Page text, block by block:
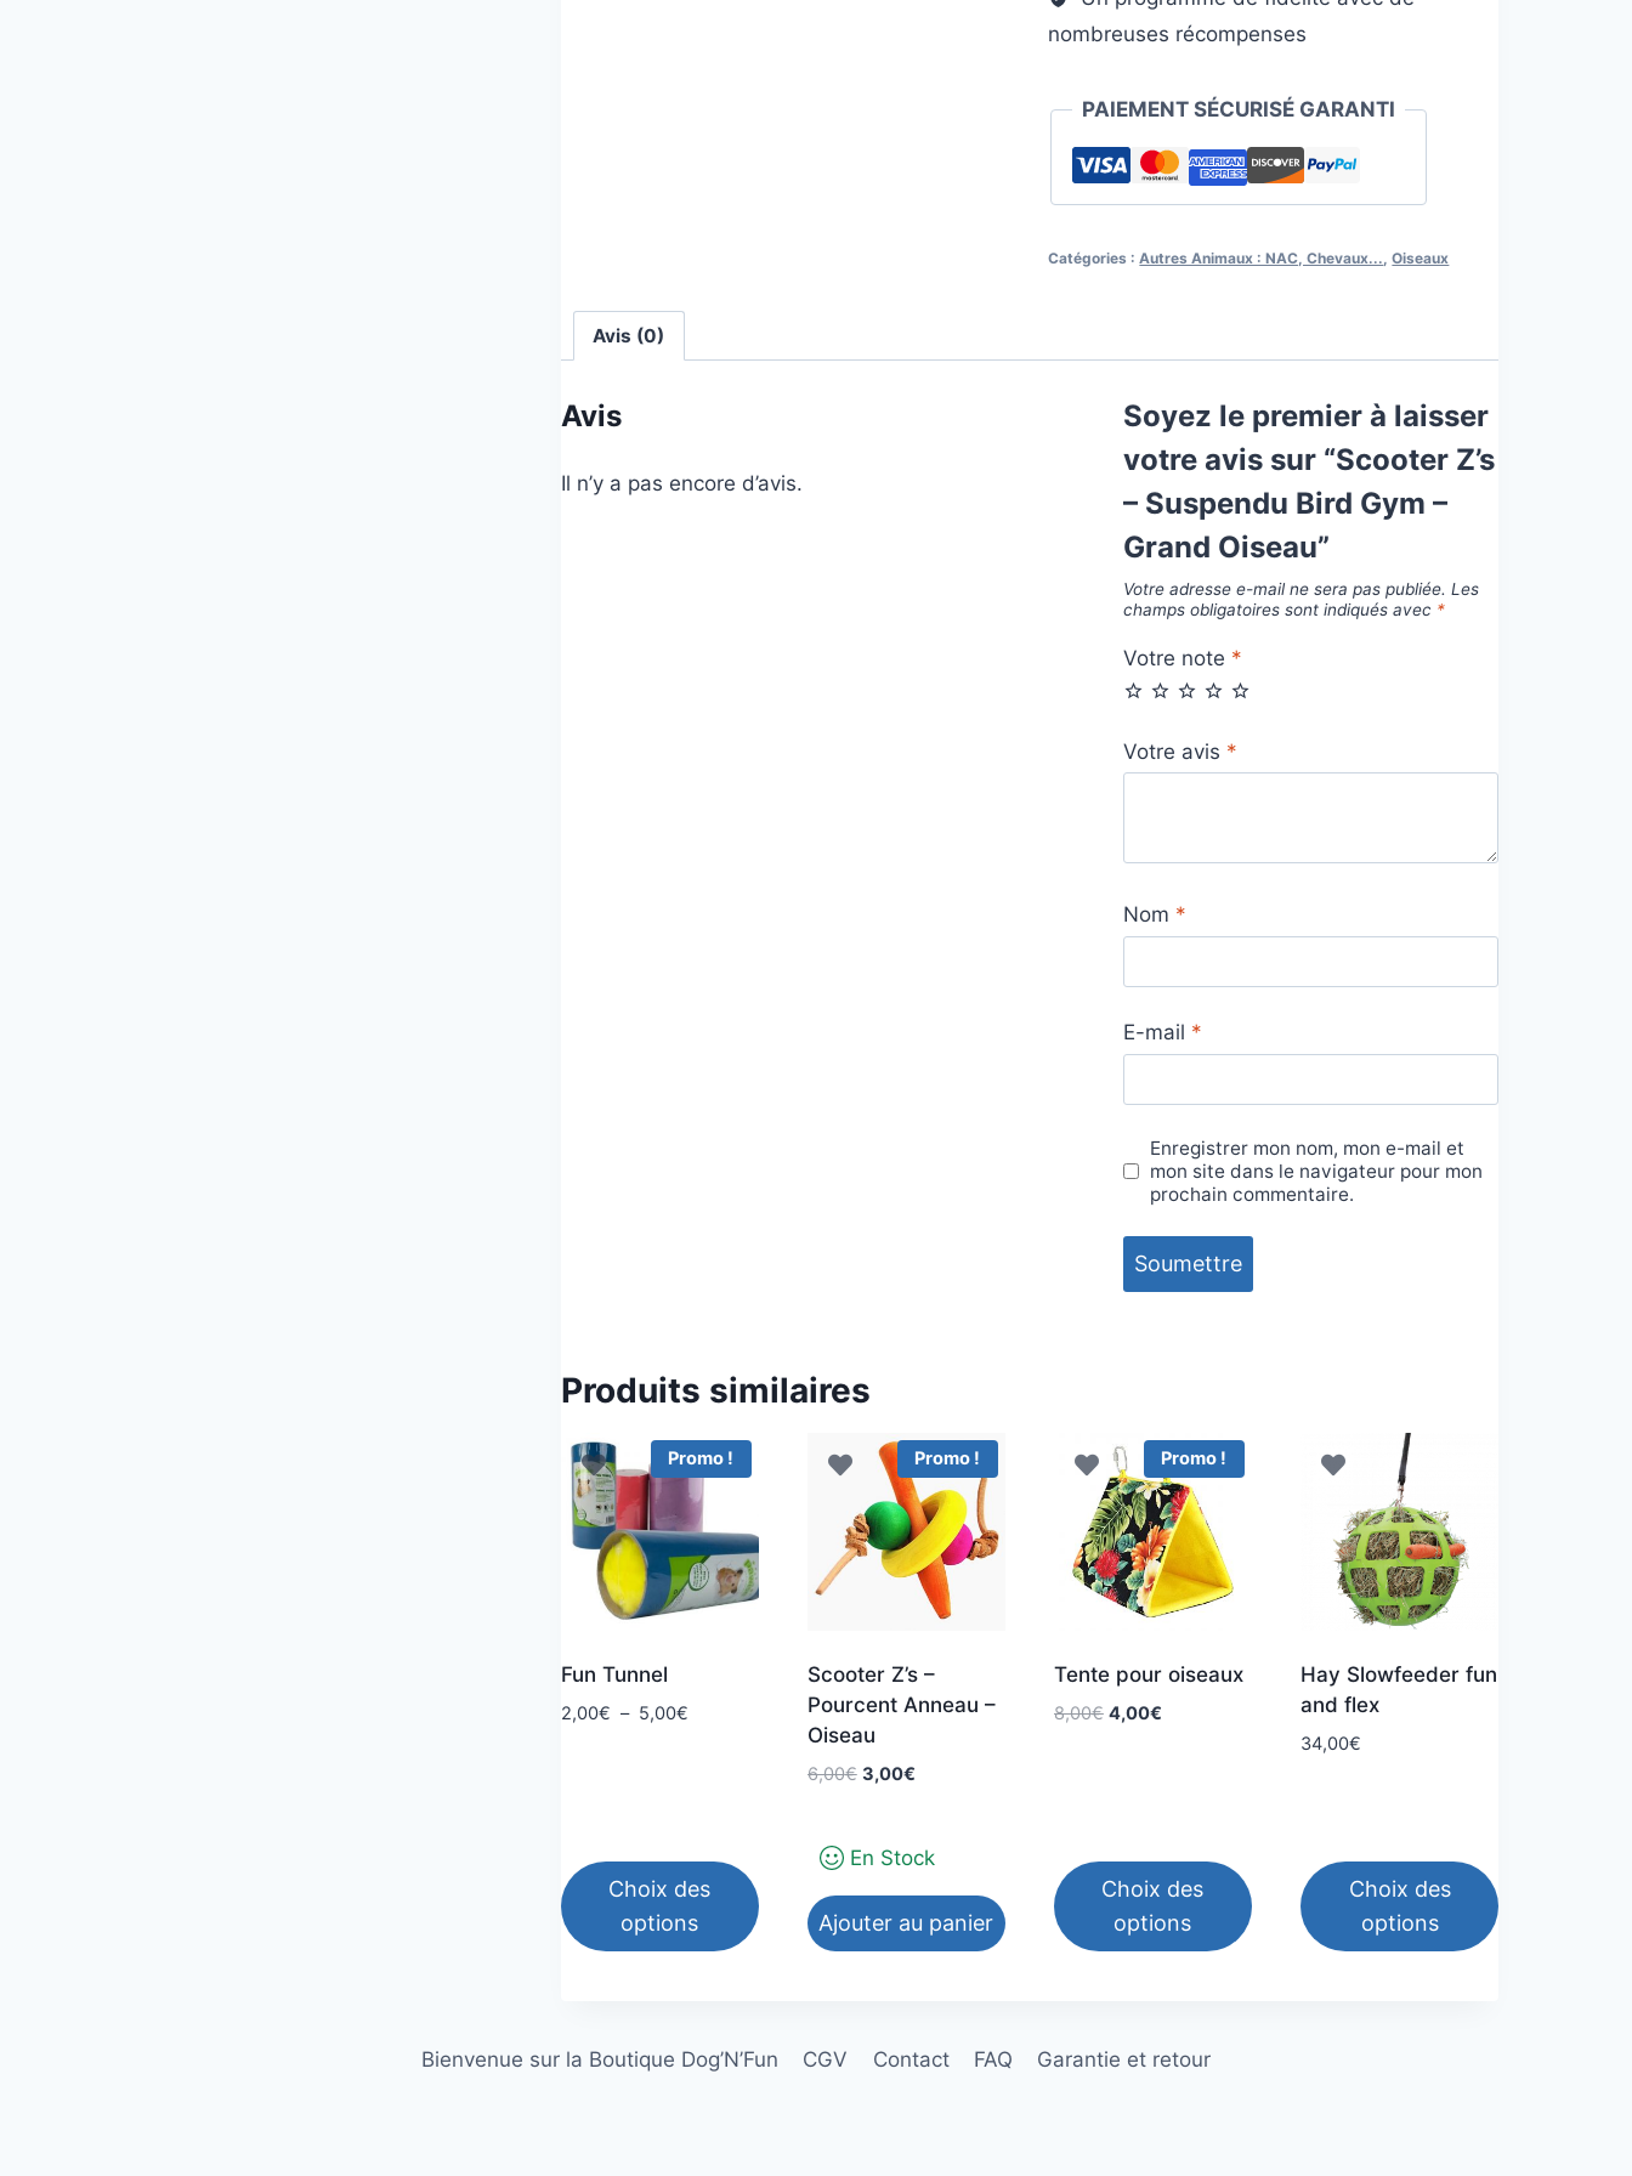
Oiseau
nombreuses récompenses
PAIEMENT SÉCURISÉ GARANTI
Catégories :Autres Animaux : NAC, Chevaux...,Oiseaux
Avis (0)
Avis
Il n’y a pas encore d’avis.
Soyez le premier à laisser
votre avis sur “Scooter Z’s
– Suspendu Bird Gym –
Grand Oiseau”
Votre adresse e-mail ne sera pas publiée. Les
champs obligatoires sont indiqués avec *
Votre note *
Votre avis *
Nom *
E-mail *
Enregistrer mon nom, mon e-mail et
mon site dans le navigateur pour mon
prochain commentaire.
Produits similaires
Promo !
Fun Tunnel
2,00€ – 5,00€Plage
Choix des
options
plusieurs
Promo !
Scooter Z’s –
Pourcent Anneau –
Oiseau
6,00€ Le
était :
3,00€Le
est :
En Stock
Ajouter au panier
Promo !
Tente pour oiseaux
8,00€ Le
4,00€Le
Choix des
options
plusieurs
Hay Slowfeeder fun
and flex
34,00€
Choix des
options
Bienvenue sur la Boutique Dog’N’Fun CGV Contact FAQ Garantie et retour